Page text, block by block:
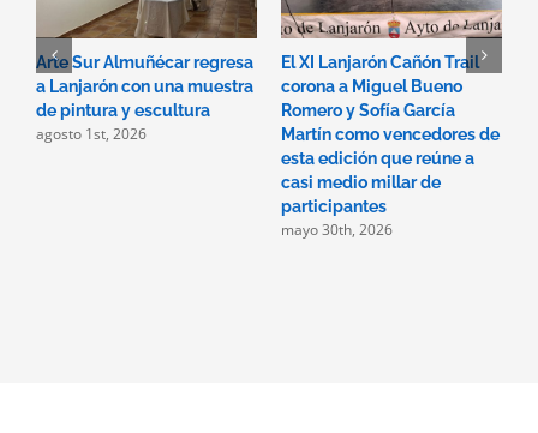
Arte Sur Almuñécar regresa
a Lanjarón con una muestra
de pintura y escultura
agosto 1st, 2026
El XI Lanjarón Cañón Trail
corona a Miguel Bueno
Romero y Sofía García
Martín como vencedores de
esta edición que reúne a
casi medio millar de
participantes
mayo 30th, 2026